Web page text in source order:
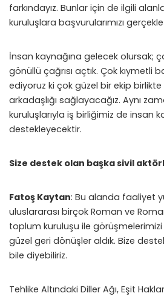
farkındayız. Bunlar için de ilgili
kuruluşlara başvurularımızı
İnsan kaynağına gelecek olursak;
gönüllü çağrısı açtık. Çok kıymetli
ediyoruz ki çok güzel bir ekip
arkadaşlığı sağlayacağız. Aynı
kuruluşlarıyla iş birliğimiz de insan
destekleyecektir.
Size destek olan başka sivil
Fatoş Kaytan: Bu alanda faaliyet
uluslararası birçok Roman ve
toplum kuruluşu ile
güzel geri dönüşler aldık. Bize
bile diyebiliriz.
Tehlike Altındaki Diller Ağı, Eşit